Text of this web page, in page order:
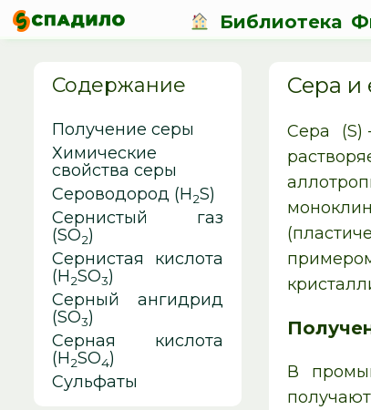
Библиотека
Сера и
Сера (S)
В
Содержание
Получение серы
Химические
свойства серы
Сероводород (H2S)
Сернистый газ
(SO2)
Сернистая кислота
(H2SO3)
Серный ангидрид
(SO3)
Серная кислота
(H2SO4)
Сульфаты